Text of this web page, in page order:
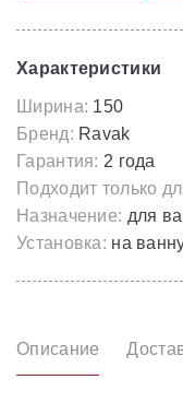
Характеристики
Ширина: 150
Бренд: Ravak
Гарантия: 2 года
Подходит только
Назначение: для
Установка: на
Описание